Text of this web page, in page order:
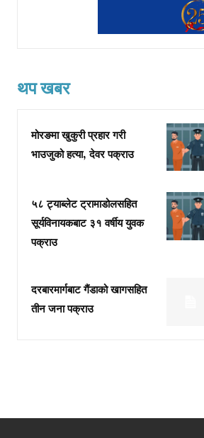
थप खबर
मोरङमा खुकुरी प्रहार गरी
भाउजुको हत्या, देवर पक्राउ
५८ ट्याब्लेट ट्रामाडोलसहित
सूर्यविनायकबाट ३१ वर्षीय युवक
पक्राउ
दरबारमार्गबाट गैंडाको खागसहित
तीन जना पक्राउ